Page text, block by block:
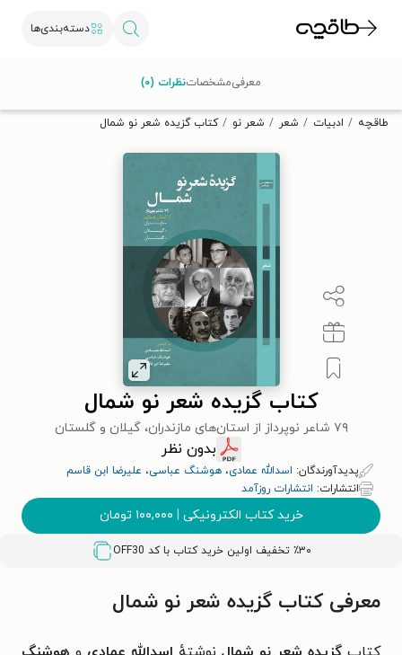
دسته‌بندی‌ها
تخفیف از طاقچه دریافت کن.
طاقچه ادبیات شعر شعر نو کتاب گزیده شعر نو شمال
کتاب گزیده شعر نو شمال
۷۹ شاعر نوپرداز از استان‌های مازندران، گیلان و گلستان
بدون نظر
پدیدآورندگان: اسدالله عمادی، هوشنگ عباسی، علیرضا ابن قاسم
انتشارات: انتشارات روزآمد
خرید کتاب الکترونیکی | ۱۰۰,۰۰۰ تومان
٪۳۰ تخفیف اولین خرید کتاب با کد OFF30
معرفیمشخصاتنظرات (۰)
معرفی کتاب گزیده شعر نو شمال